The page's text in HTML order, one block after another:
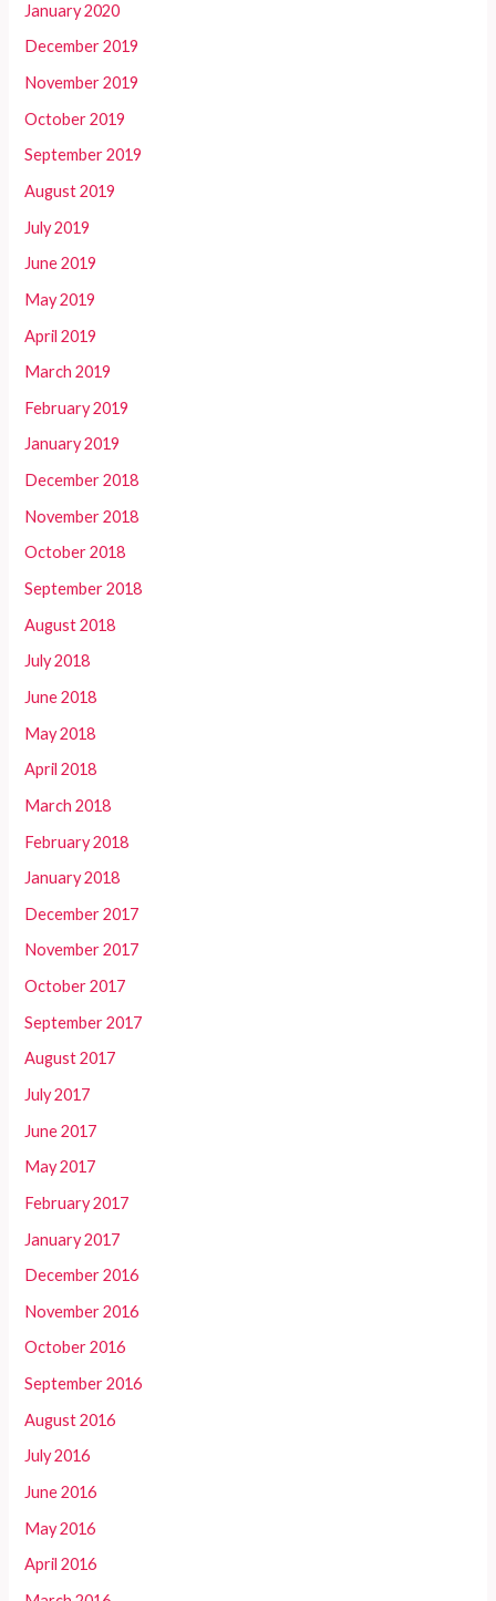
January 2020
December 2019
November 2019
October 2019
September 2019
August 2019
July 2019
June 2019
May 2019
April 2019
March 2019
February 2019
January 2019
December 2018
November 2018
October 2018
September 2018
August 2018
July 2018
June 2018
May 2018
April 2018
March 2018
February 2018
January 2018
December 2017
November 2017
October 2017
September 2017
August 2017
July 2017
June 2017
May 2017
February 2017
January 2017
December 2016
November 2016
October 2016
September 2016
August 2016
July 2016
June 2016
May 2016
April 2016